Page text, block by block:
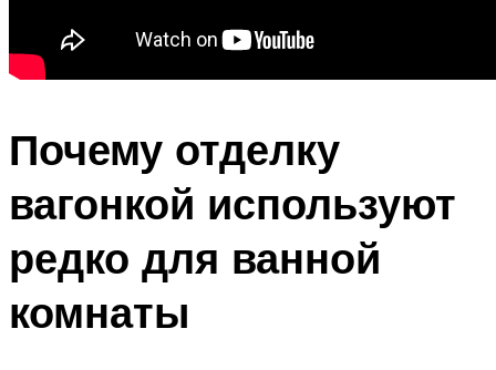
Почему отделку
вагонкой используют
редко для ванной
комнаты